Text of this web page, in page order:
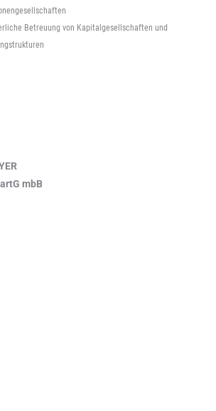
Betreuung von Kapitalgesellschaften und
mbB